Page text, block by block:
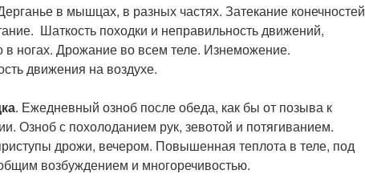
в мышцах, в разных частях. Затекание конечностей
Шаткость походки и неправильность движений,
в ногах. Дрожание во всем теле. Изнеможение.
движения на воздухе.
. Ежедневный озноб после обеда, как бы от позыва к
Озноб с похолоданием рук, зевотой и потягиванием.
дрожи, вечером. Повышенная теплота в теле, под
возбуждением и многоречивостью.